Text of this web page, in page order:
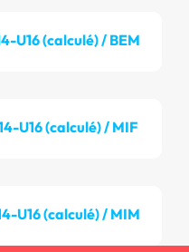
U16 (calculé) / BEM
U16 (calculé) / MIF
U16 (calculé) / MIM